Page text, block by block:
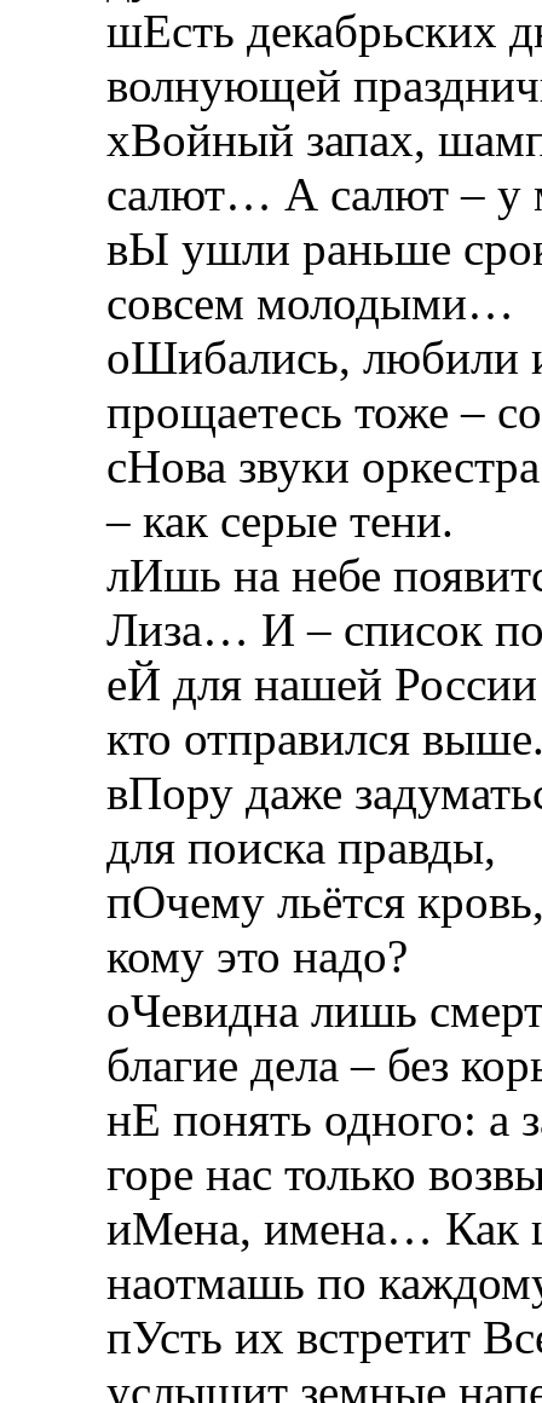
шЕсть декабрьских
волнующей
хВойный запах,
салют… А салют – у
вЫ ушли раньше
совсем молодыми…
оШибались, любили
прощаетесь тоже –
сНова звуки
– как серые тени.
лИшь на небе
Лиза… И – список
еЙ для нашей
кто отправился
вПору даже
для поиска правды,
пОчему льётся
кому это надо?
оЧевидна лишь
благие дела – без
нЕ понять одного:
горе нас только
иМена, имена… Как
наотмашь по
пУсть их встретит
услышит земные